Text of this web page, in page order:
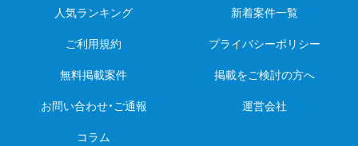
人気ランキング 新着案件一覧
ご利用規約 プライバシーポリシー
無料掲載案件 掲載をご検討の方へ
お問い合わせ・ご通報 運営会社
コラム